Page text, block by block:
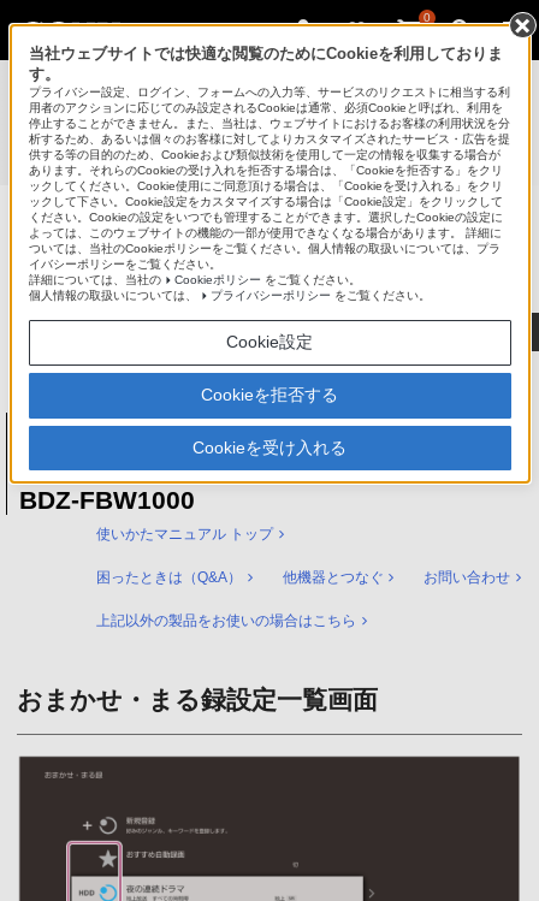
0
使いかたマニュアル（取扱説明 Web版）
BDZ-FBT4000 / BDZ-FBT3000 / BDZ-FBT2000 / BDZ-
FBT1000 / BDZ-FBW2000 / BDZ-FBW1000 使いかたマニュ
アル
ブルーレイディスク/DVDレコーダー
サポート・お問い合わせ
ブルーレイディスク/DVDレコーダー
BDZ-FBT4000 / BDZ-FBT3000 / BDZ-
FBT2000 / BDZ-FBT1000 / BDZ-FBW2000 /
BDZ-FBW1000
使いかたマニュアル トップ
困ったときは（Q&A） 他機器とつなぐ お問い合わせ
上記以外の製品をお使いの場合はこちら
おまかせ・まる録設定一覧画面
当社ウェブサイトでは快適な閲覧のためにCookieを利用しておりま
す。
プライバシー設定、ログイン、フォームへの入力等、サービスのリクエストに相当する利
用者のアクションに応じてのみ設定されるCookieは通常、必須Cookieと呼ばれ、利用を
停止することができません。また、当社は、ウェブサイトにおけるお客様の利用状況を分
析するため、あるいは個々のお客様に対してよりカスタマイズされたサービス・広告を提
供する等の目的のため、Cookieおよび類似技術を使用して一定の情報を収集する場合が
あります。それらのCookieの受け入れを拒否する場合は、「Cookieを拒否する」をクリ
ックしてください。Cookie使用にご同意頂ける場合は、「Cookieを受け入れる」をクリ
ックして下さい。Cookie設定をカスタマイズする場合は「Cookie設定」をクリックして
ください。Cookieの設定をいつでも管理することができます。選択したCookieの設定に
よっては、このウェブサイトの機能の一部が使用できなくなる場合があります。 詳細に
ついては、当社のCookieポリシーをご覧ください。個人情報の取扱いについては、プラ
イバシーポリシーをご覧ください。
詳細については、当社の
Cookieポリシー をご覧ください。
個人情報の取扱いについては、
プライバシーポリシー をご覧ください。
Cookie設定
Cookieを拒否する
Cookieを受け入れる